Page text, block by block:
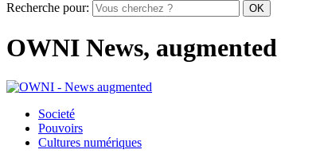
Recherche pour:
OWNI News, augmented
Societé
Pouvoirs
Cultures numériques